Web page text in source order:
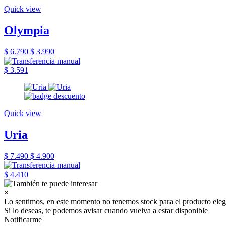
Quick view
Olympia
$ 6.790 $ 3.990
$ 3.591
Quick view
Uria
$ 7.490 $ 4.900
$ 4.410
×
Lo sentimos, en este momento no tenemos stock para el producto
Si lo deseas, te podemos avisar cuando vuelva a estar disponible
Notificarme